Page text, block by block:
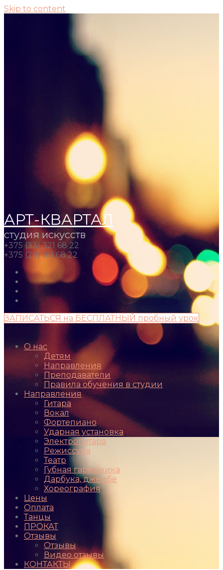
Skip to content
АРТ-КВАРТАЛ
студия искусств
+375 (33) 321 68 22
+375 (29) 181 68 22
ЗАПИСАТЬСЯ на БЕСПЛАТНЫЙ пробный урок
О нас
Детям
Направления
Преподаватели
Правила обучения в студии
Направления
Гитара
Вокал
Фортепиано
Ударная установка
Электрогитара
Режиссура
Театр
Губная гармоника
Дарбука, джембе
Хореография
Цены
Оплата
Танцы
ПРОКАТ
Отзывы
Отзывы
Видео отзывы
КОНТАКТЫ